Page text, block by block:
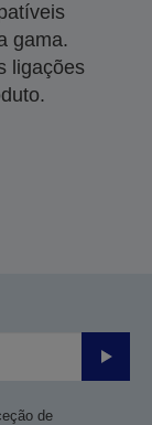
gama.
ligações
Enviar
de